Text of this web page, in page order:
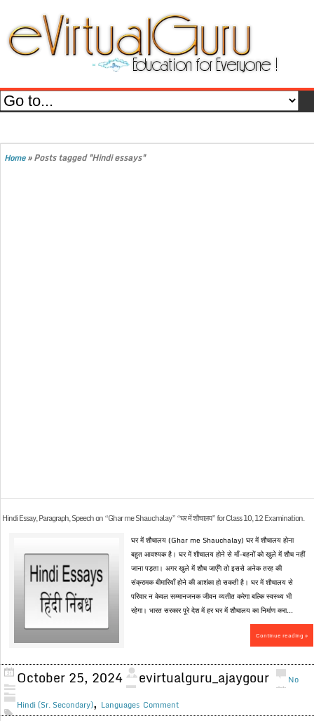
Home»Posts tagged "Hindi essays"
Hindi Essay, Paragraph, Speech on “Ghar me Shauchalay” “घर में शौचालय” for Class 10, 12 Examination.
घर में शौचालय (Ghar me Shauchalay) घर में शौचालय होना
बहुत आवश्यक है। घर में शौचालय होने से माँ-बहनों को खुले में शौच नहीं
जाना पड़ता। अगर खुले में शौच जाएँगे तो इससे अनेक तरह की
संक्रामक बीमारियाँ होने की आशंका हो सकती है। घर में शौचालय से
परिवार न केवल सम्मानजनक जीवन व्यतीत करेगा बल्कि स्वस्थ्य भी
रहेगा। भारत सरकार पूरे देश में हर घर में शौचालय का निर्माण करा...
Continue reading »
October 25, 2024 evirtualguru_ajaygour
Hindi (Sr. Secondary), Languages
No
Comment